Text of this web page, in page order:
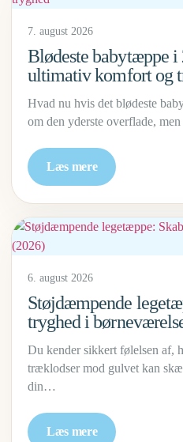
7. august 2026
Blødeste babytæppe
ultimativ komfort og
Hvad nu hvis det blødeste
om den yderste overflade,
Læs mere
6. august 2026
Støjdæmpende
tryghed i
Du kender sikkert følelsen af,
træklodser mod gulvet kan
din…
Læs mere